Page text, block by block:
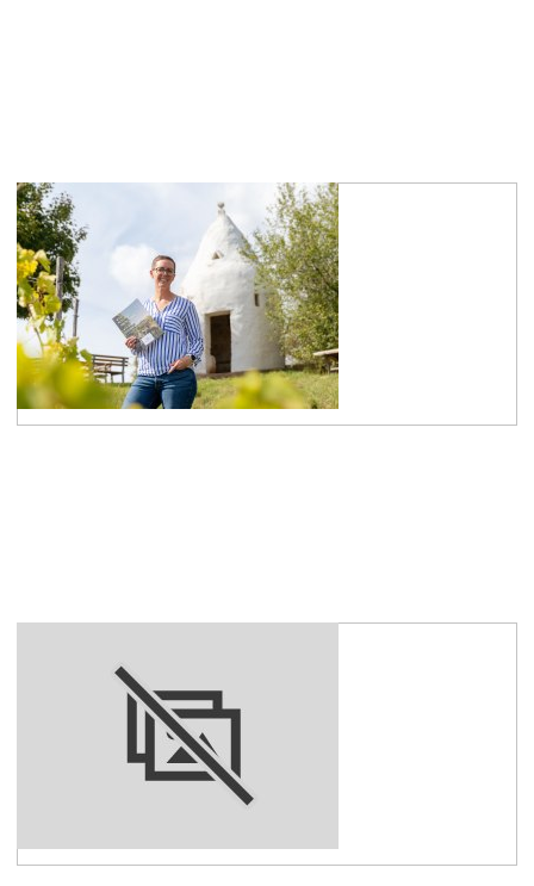
Nathalie Hartenstein
Geschäftsführung Marketing/PR
mehr erfahren
Friedrich Ellerbrock
Kaufm. Geschäftsführung